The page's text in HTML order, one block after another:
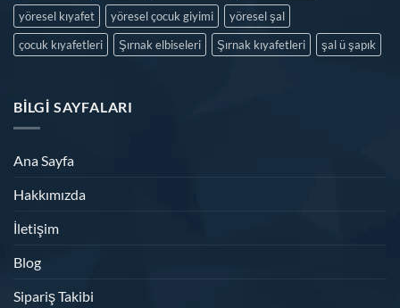
yöresel kıyafet
yöresel çocuk giyimi
yöresel şal
çocuk kıyafetleri
Şırnak elbiseleri Şırnak kıyafetleri şal ü şapık
BILGI SAYFALARI
Ana Sayfa
Hakkımızda
İletişim
Blog
Sipariş Takibi